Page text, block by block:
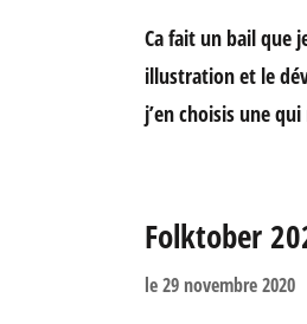
Ca fait un bail que
illustration et le
j’en choisis une
Folktober
le29 novembre 2020